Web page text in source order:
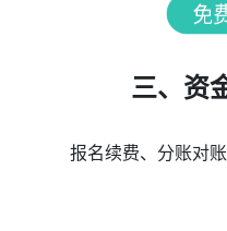
三、资
报名续费、分账对